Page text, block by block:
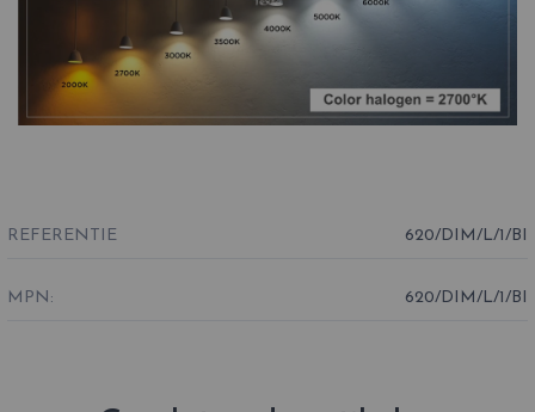
REFERENTIE 620/DIM/L/1/BI
MPN: 620/DIM/L/1/BI